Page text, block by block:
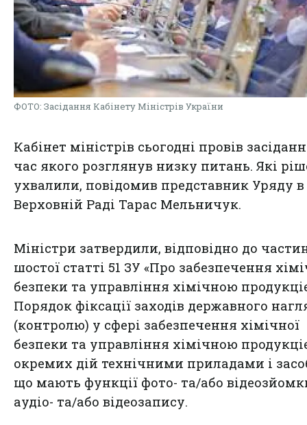
ФОТО: Засідання Кабінету Міністрів України
Кабінет міністрів сьогодні провів
час якого розглянув низку питань. Які
ухвалили, повідомив представник Уряду в
Верховній Раді Тарас Мельничук.
Міністри затвердили, відповідно до
шостої статті 51 ЗУ «Про забезпечення
безпеки та управління хімічною
Порядок фіксації заходів державного
(контролю) у сфері забезпечення хімічної
безпеки та управління хімічною
окремих дій технічними приладами і
що мають функції фото- та/або
аудіо- та/або відеозапису.